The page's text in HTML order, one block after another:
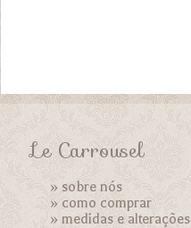
Le Carrousel
»sobre nós
»como comprar
»medidas e alterações